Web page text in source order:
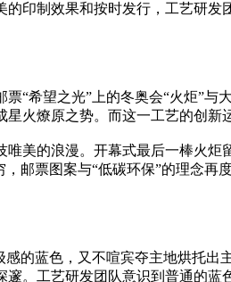
制效果和按时发行，工艺研发
望之光”上的冬奥会“火炬”与
火燎原之势。而这一工艺的创新
的浪漫。开幕式最后一棒火炬
邮票图案与“低碳环保”的理念
蓝色，又不喧宾夺主地烘托出
。工艺研发团队意识到普通的